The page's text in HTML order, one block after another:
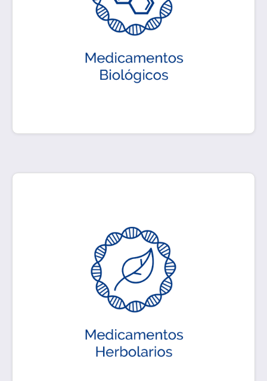
producirse a partir de la combinación de
ingredientes químicos simples y pequeños. Los
mediante biología molecular.
Productos elaborados con material vegetal o sus
derivados, cuyo ingrediente principal es la parte
aérea o subterránea de una planta o extractos y
tinturas, así como jugos, resinas, aceites grasos
y esenciales, presentados en una forma